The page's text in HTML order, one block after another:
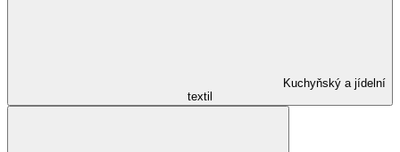
Kuchyňský a jídelní
textil